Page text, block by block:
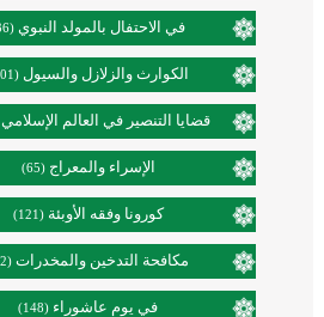
في الاحتفال بالمولد النبوي (36)
الكوارث والزلازل والسيول (101)
قضايا التنصير في العالم الإسلامي
الإسراء والمعراج (65)
كورونا وفقه الأوبئة (121)
مكافحة التدخين والمخدرات (92)
في يوم عاشوراء (148)